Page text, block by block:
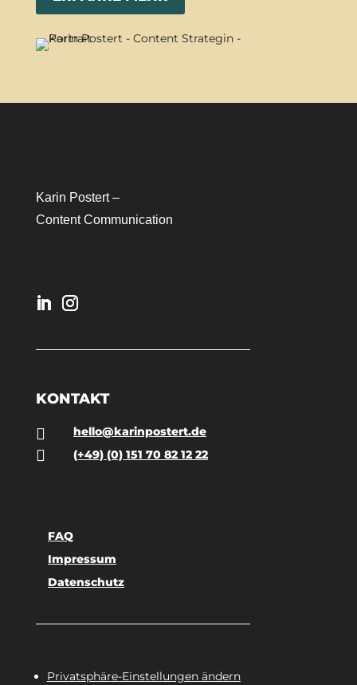
Karin Postert –
Content Communication
KONTAKT

hello@karinpostert.de
 (+49) (0) 151 70 82 12 22
FAQ
Impressum
Datenschutz
Privatsphäre-Einstellungen ändern